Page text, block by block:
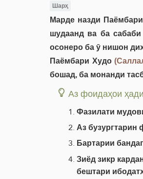
Шарҳ
Марде назди
шудаанд ва ба
осонеро ба ӯ нишон
Паёмбари Худо
бошад, ба монанди
Аз фоидаҳои
Фазилати
Аз бузургтарин
Бартарии
Зиёд зикр
бештари